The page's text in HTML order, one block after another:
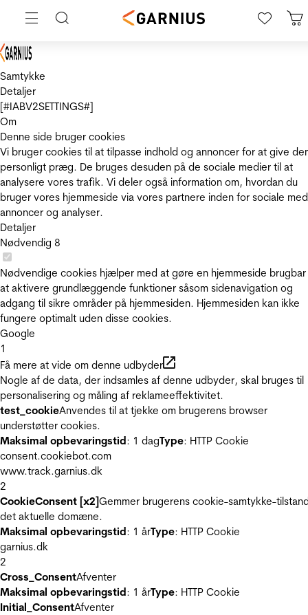
Samtykke
Detaljer
[#IABV2SETTINGS#]
Om
Denne side bruger cookies
Vi bruger cookies til at tilpasse indhold og annoncer for at give
personligt præg. De bruges desuden på de sociale medier til at
analysere vores trafik. Vi deler også information om, hvordan du
bruger vores hjemmeside via vores partnere inden for sociale
annoncer og analyser.
Detaljer
Nødvendig 8
Nødvendige cookies hjælper med at gøre en hjemmeside
at aktivere grundlæggende funktioner såsom sidenavigation og
adgang til sikre områder på hjemmesiden. Hjemmesiden kan ikke
fungere optimalt uden disse cookies.
Google
1
Få mere at vide om denne udbyder
Nogle af de data, der indsamles af denne udbyder, skal bruges til
personalisering og måling af reklameeffektivitet.
test_cookieAnvendes til at tjekke om brugerens browser
understøtter cookies.
Maksimal opbevaringstid: 1 dagType: HTTP Cookie
consent.cookiebot.com
www.track.garnius.dk
2
CookieConsent [x2]Gemmer brugerens cookie-samtykke-
det aktuelle domæne.
Maksimal opbevaringstid: 1 årType: HTTP Cookie
garnius.dk
2
Cross_ConsentAfventer
Maksimal opbevaringstid: 1 årType: HTTP Cookie
Initial_ConsentAfventer